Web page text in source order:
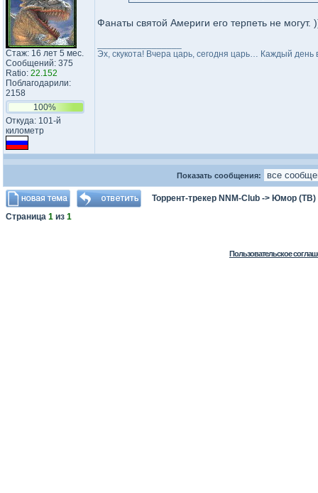
Стаж: 16 лет 5 мес.
Сообщений: 375
Ratio: 22.152
Поблагодарили:
2158
100%
Откуда: 101-й
километр
Фанаты святой Америги его терпеть не могут.
Эх, скукота! Вчера царь, сегодня царь… Каждый
Показать сообщения:
Торрент-трекер NNM-Club -> Юмор (ТВ)
Страница 1 из 1
Пользовательское